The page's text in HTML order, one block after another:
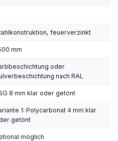
feuerverzinkt
mm
oder
nach RAL
8 mm klar oder getönt
1: Polycarbonat 4 mm klar
getönt
möglich